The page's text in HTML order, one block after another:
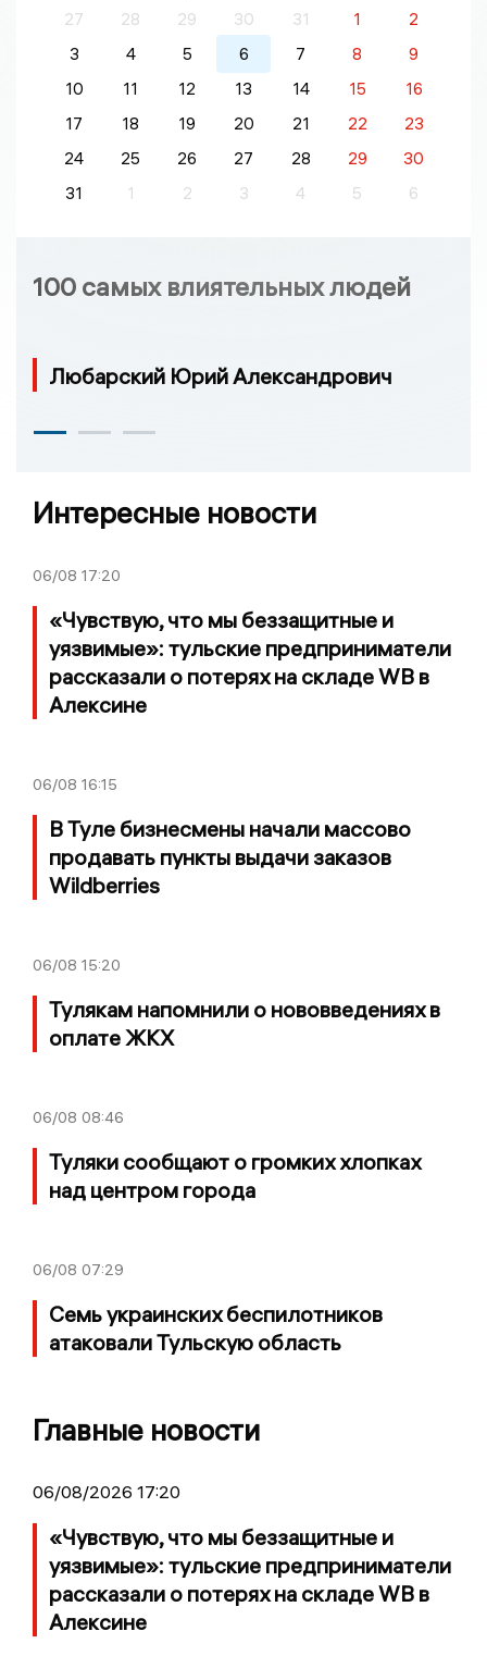
27
28 29 30 31 1
2
3
4 5 6 7 8
9
10
11 12 13 14 15
16
17
18 19 20 21 22
23
24
25 26 27 28 29
30
31
1 2 3 4 5 6
100 самых влиятельных людей
Любарский Юрий Александрович
Интересные новости
06/08 17:20
«Чувствую, что мы беззащитные и
уязвимые»: тульские предприниматели
рассказали о потерях на складе WB в
Алексине
06/08 16:15
В Туле бизнесмены начали массово
продавать пункты выдачи заказов
Wildberries
06/08 15:20
Тулякам напомнили о нововведениях в
оплате ЖКХ
06/08 08:46
Туляки сообщают о громких хлопках
над центром города
06/08 07:29
Семь украинских беспилотников
атаковали Тульскую область
Главные новости
06/08/2026 17:20
«Чувствую, что мы беззащитные и
уязвимые»: тульские предприниматели
рассказали о потерях на складе WB в
Алексине